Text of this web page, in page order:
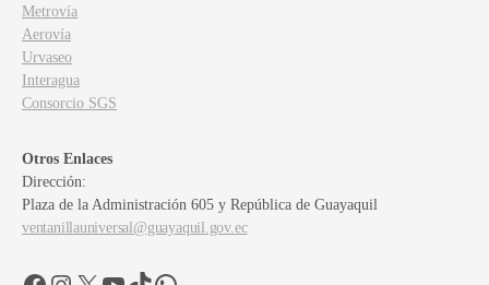
Metrovía
Aerovía
Urvaseo
Interagua
Consorcio SGS
Otros Enlaces
Dirección:
Plaza de la Administración 605 y República de Guayaquil
ventanillauniversal@guayaquil.gov.ec